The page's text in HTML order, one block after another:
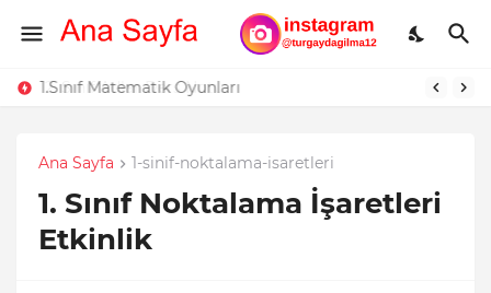
1.Sınıf Matematik Oyunları
2. Sınıf Adlar Ders Notu
Ana Sayfa 1-sinif-noktalama-isaretleri
1. Sınıf Noktalama İşaretleri
Etkinlik